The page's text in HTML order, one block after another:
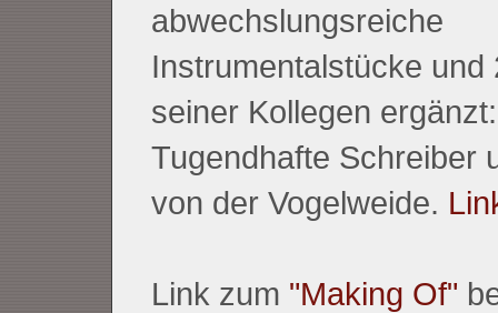
abwechslungsreiche
Instrumentalstücke und
seiner Kollegen
Tugendhafte Schreiber
von der Vogelweide.
Link zum "Making Of"